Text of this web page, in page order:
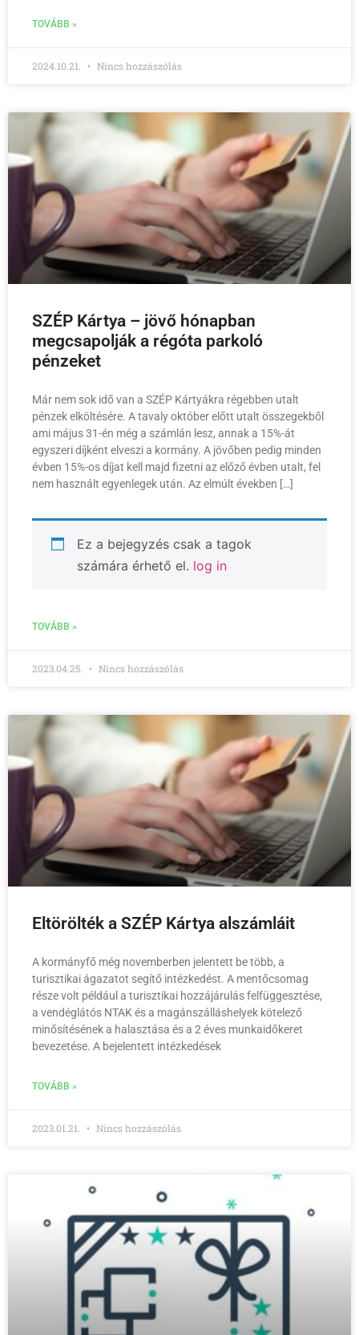
TOVÁBB »
2024.10.21. Nincs hozzászólás
SZÉP Kártya – jövő hónapban
megcsapolják a régóta parkoló
pénzeket
Már nem sok idő van a SZÉP Kártyákra régebben utalt
pénzek elköltésére. A tavaly október előtt utalt összegekből
ami május 31-én még a számlán lesz, annak a 15%-át
egyszeri díjként elveszi a kormány. A jövőben pedig minden
évben 15%-os díjat kell majd fizetni az előző évben utalt, fel
nem használt egyenlegek után. Az elmúlt években […]
Ez a bejegyzés csak a tagok
számára érhető el. log in
TOVÁBB »
2023.04.25. Nincs hozzászólás
Eltörölték a SZÉP Kártya alszámláit
A kormányfő még novemberben jelentett be több, a
turisztikai ágazatot segítő intézkedést. A mentőcsomag
része volt például a turisztikai hozzájárulás felfüggesztése,
a vendéglátós NTAK és a magánszálláshelyek kötelező
minősítésének a halasztása és a 2 éves munkaidőkeret
bevezetése. A bejelentett intézkedések
TOVÁBB »
2023.01.21. Nincs hozzászólás